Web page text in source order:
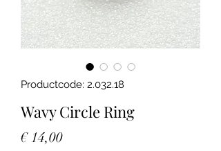
Productcode: 2.032.18
Wavy Circle Ring
€ 14,00Prijs